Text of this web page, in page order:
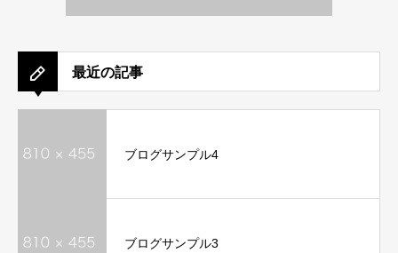
最近の記事
ブログサンプル4
ブログサンプル3